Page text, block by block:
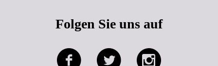
Folgen Sie uns auf